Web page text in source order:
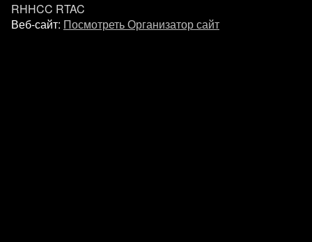
RHHCC RTAC
Веб-сайт: Посмотреть Организатор сайт